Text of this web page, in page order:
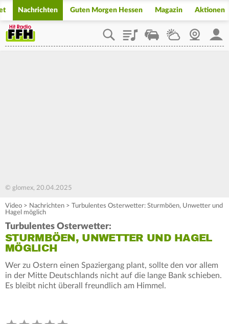
Nachrichten Guten Morgen Hessen Magazin Aktionen
PlaylistStaupilotWetterWebcam
© glomex, 20.04.2025
Video > Nachrichten > Turbulentes Osterwetter: Sturmböen, Unwetter und
Hagel möglich
Turbulentes Osterwetter:
STURMBÖEN, UNWETTER UND HAGEL
MÖGLICH
Wer zu Ostern einen Spaziergang plant, sollte den vor allem
in der Mitte Deutschlands nicht auf die lange Bank schieben.
Es bleibt nicht überall freundlich am Himmel.